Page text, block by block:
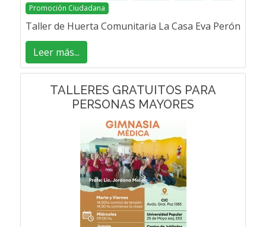
Promoción Ciudadana
Taller de Huerta Comunitaria La Casa Eva Perón
Leer más...
TALLERES GRATUITOS PARA
PERSONAS MAYORES